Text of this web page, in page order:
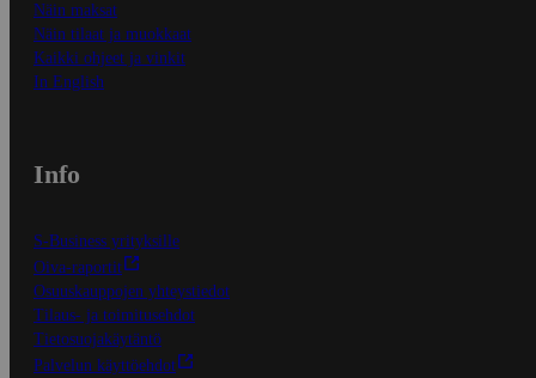
Näin maksat
Näin tilaat ja muokkaat
Kaikki ohjeet ja vinkit
In English
Info
S-Business yrityksille
Oiva-raportit
Osuuskauppojen yhteystiedot
Tilaus- ja toimitusehdot
Tietosuojakäytäntö
Palvelun käyttöehdot